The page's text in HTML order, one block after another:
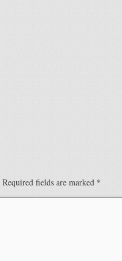
Required fields are marked *